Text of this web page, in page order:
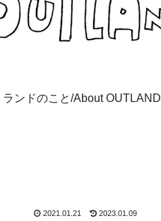
ランドのこと/About OUTLAND
2021.01.21 2023.01.09